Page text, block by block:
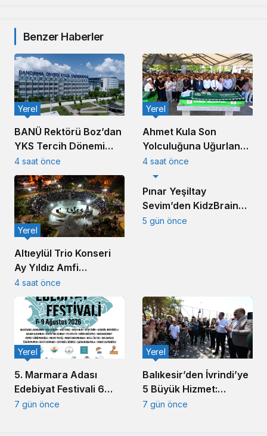
Benzer Haberler
BANÜ Rektörü Boz’dan
YKS Tercih Dönemi
Mesajı
Yerel
4 saat önce
Ahmet Kula Son
Yolculuğuna Uğurlandı:
Balıkesir’in Duayen
Sanayicisi Defnedildi
Yerel
4 saat önce
Altıeylül Trio Konseri
Ay Yıldız Amfi
Tiyatro’da
Müzikseverleri
Buluşturdu
Yerel
4 saat önce
Pınar Yeşiltay
Sevim’den KidzBrain
Vizyonu
5 gün önce
5. Marmara Adası
Edebiyat Festivali 6
Ağustos’ta başlıyor
Yerel
7 gün önce
Balıkesir’den İvrindi’ye
5 Büyük Hizmet:
Akın’dan Toplu Açılış
Yerel
7 gün önce